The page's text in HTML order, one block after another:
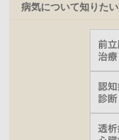
病気について知りた